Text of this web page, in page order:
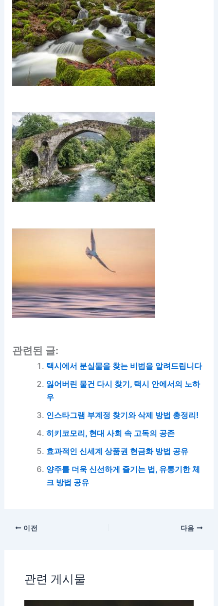
관련된 글:
택시에서 분실물을 찾는 비법을 알려드립니다
잃어버린 물건 다시 찾기, 택시 안에서의 노하
우
인스타그램 부계정 찾기와 삭제 방법 총정리!
히키코모리, 현대 사회 속 고독의 공존
효과적인 신세계 상품권 현금화 방법 공유
양주를 더욱 신선하게 즐기는 법, 유통기한 체
크 방법 공유
이전 다음
관련 게시물